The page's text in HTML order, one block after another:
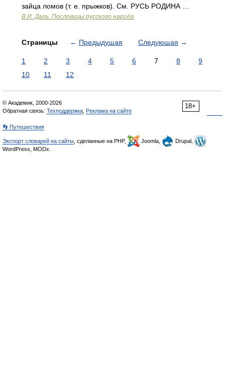
зайца ломов (т. е. прыжков). См. РУСЬ РОДИНА …
В.И. Даль. Пословицы русского народа
Страницы ← Предыдущая Следующая →
1 2 3 4 5 6 7 8
9
10
11 12
18+
© Академик, 2000-2026
Обратная связь: Техподдержка Реклама на сайте
👣 Путешествия
Экспорт словарей на сайты , сделанные на PHP, Joomla,
Drupal,
WordPress, MODx.